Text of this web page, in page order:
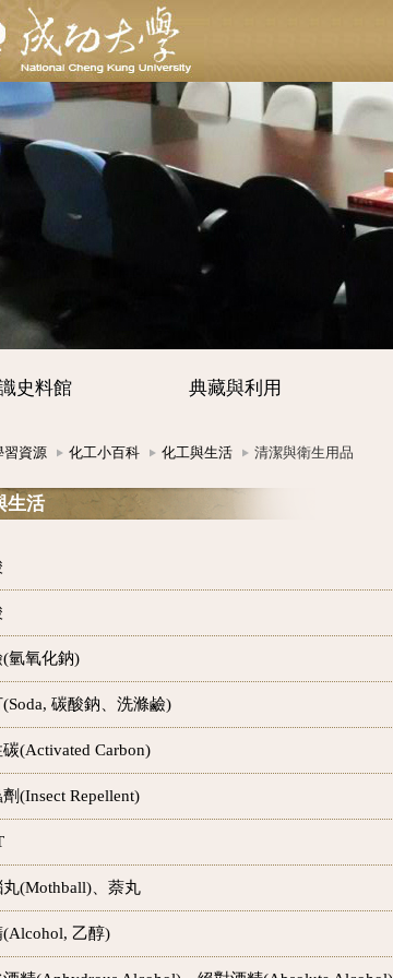
史料館 典藏與利用
習資源 化工小百科 化工與生活 清潔與衛生用品
生活
(氫氧化鈉)
碳酸鈉、洗滌鹼)
(Activated Carbon)
(Insect Repellent)
丸(Mothball)、萘丸
(Alcohol, 乙醇)